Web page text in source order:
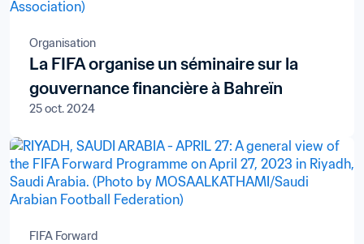
Organisation
La FIFA organise un séminaire sur la
gouvernance financière à Bahreïn
25 oct. 2024
FIFA Forward